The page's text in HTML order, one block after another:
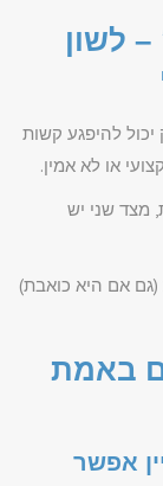
לשון
להיפגע קשות
או לא אמין.
מצד שני יש
(גם אם היא כואבת)
באמת
אפשר